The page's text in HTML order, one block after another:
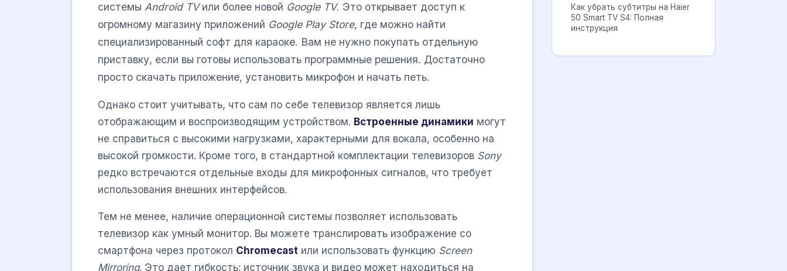
системы Android TVили более новой Google TV. Это открывает доступ к
огромному магазину приложений Google Play Store, где можно найти
специализированный софт для караоке. Вам не нужно покупать отдельную
приставку, если вы готовы использовать программные решения. Достаточно
просто скачать приложение, установить микрофон и начать петь.
Однако стоит учитывать, что сам по себе телевизор является лишь
отображающим и воспроизводящим устройством. Встроенные динамики могут
не справиться с высокими нагрузками, характерными для вокала, особенно на
высокой громкости. Кроме того, в стандартной комплектации телевизоров Sony
редко встречаются отдельные входы для микрофонных сигналов, что требует
использования внешних интерфейсов.
Тем не менее, наличие операционной системы позволяет использовать
телевизор как умный монитор. Вы можете транслировать изображение со
смартфона через протокол Chromecast или использовать функцию Screen
Mirroring. Это дает гибкость: источник звука и видео может находиться на
Как убрать субтитры на Haier
50 Smart TV S4: Полная
инструкция